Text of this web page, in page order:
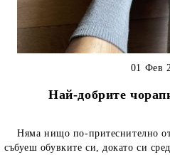
Най-добрите
01 Фев
Няма нищо по-притеснително от
събуеш обувките си, докато си